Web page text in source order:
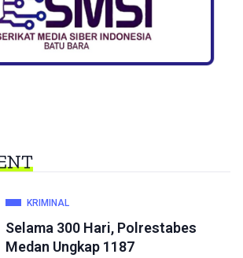
KRIMINAL
Selama 300 Hari, Polrestabes
Medan Ungkap 1187